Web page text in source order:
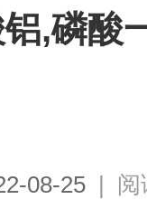
,磷酸
08-25 | 阅